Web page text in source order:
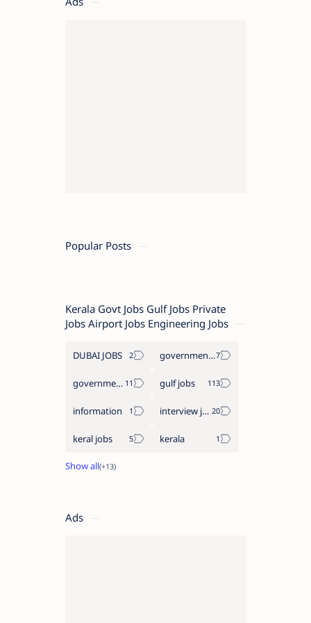
Popular Posts
Kerala Govt Jobs Gulf Jobs Private
Jobs Airport Jobs Engineering Jobs
DUBAI JOBS government information
government jobs gulf jobs
information interview jobs
keral jobs kerala
Ads